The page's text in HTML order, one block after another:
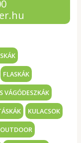
FLASKÁK
VÁGÓDESZKÁK
KULACSOK